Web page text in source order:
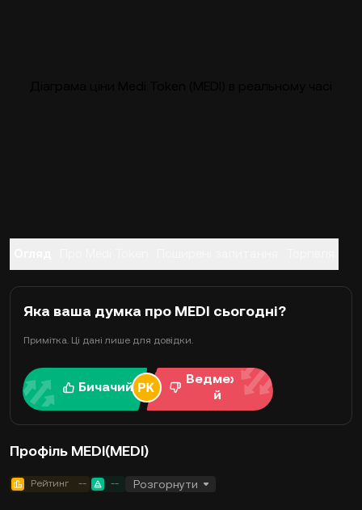
Яка ваша думка про MEDI сьогодні?
Примітка. Ці дані лише для довідки.
Бичачий
Ведмежи
й
Профіль MEDI(MEDI)
Рейтинг -- -- Розгорнути